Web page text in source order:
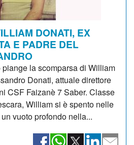
DONATI, EX
E PADRE DEL
la scomparsa di William
Donati, attuale direttore
CSF Faizanè 7 Saber. Classe
William si è spento nelle
vuoto profondo nella...